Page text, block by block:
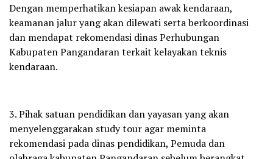
Dengan memperhatikan kesiapan awak kendaraan,
keamanan jalur yang akan dilewati serta berkoordinasi
dan mendapat rekomendasi dinas Perhubungan
Kabupaten Pangandaran terkait kelayakan teknis
kendaraan.
3. Pihak satuan pendidikan dan yayasan yang akan
menyelenggarakan study tour agar meminta
rekomendasi pada dinas pendidikan, Pemuda dan